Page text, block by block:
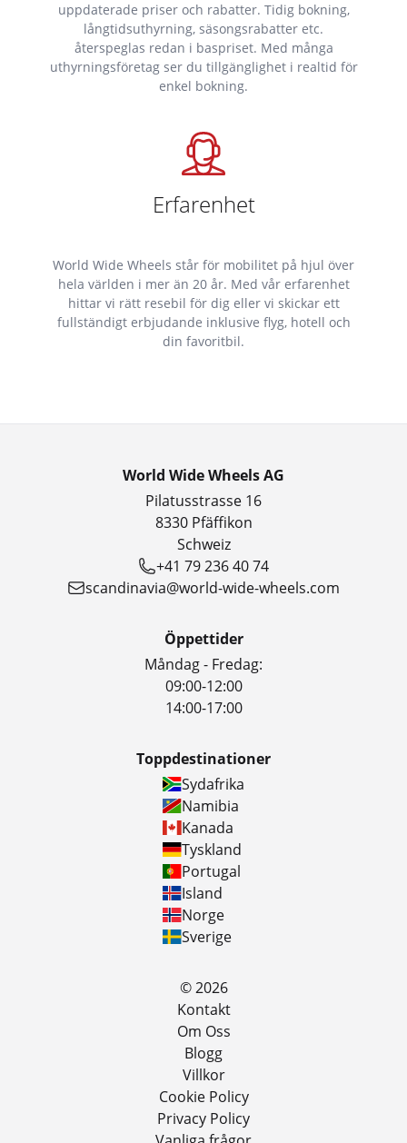
uppdaterade priser och rabatter. Tidig bokning,
långtidsuthyrning, säsongsrabatter etc.
återspeglas redan i baspriset. Med många
uthyrningsföretag ser du tillgänglighet i realtid för
enkel bokning.
Erfarenhet
World Wide Wheels står för mobilitet på hjul över
hela världen i mer än 20 år. Med vår erfarenhet
hittar vi rätt resebil för dig eller vi skickar ett
fullständigt erbjudande inklusive flyg, hotell och
din favoritbil.
World Wide Wheels AG
Pilatusstrasse 16
8330 Pfäffikon
Schweiz
+41 79 236 40 74
scandinavia@world-wide-wheels.com
Öppettider
Måndag - Fredag:
09:00-12:00
14:00-17:00
Toppdestinationer
Sydafrika
Namibia
Kanada
Tyskland
Portugal
Island
Norge
Sverige
© 2026
Kontakt
Om Oss
Blogg
Villkor
Cookie Policy
Privacy Policy